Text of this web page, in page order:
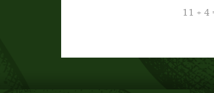
11 + 4